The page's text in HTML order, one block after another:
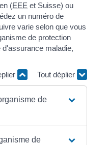
(EEE et Suisse) ou
un numéro de
varie selon que vous
de protection
maladie,
Tout déplier
de
de